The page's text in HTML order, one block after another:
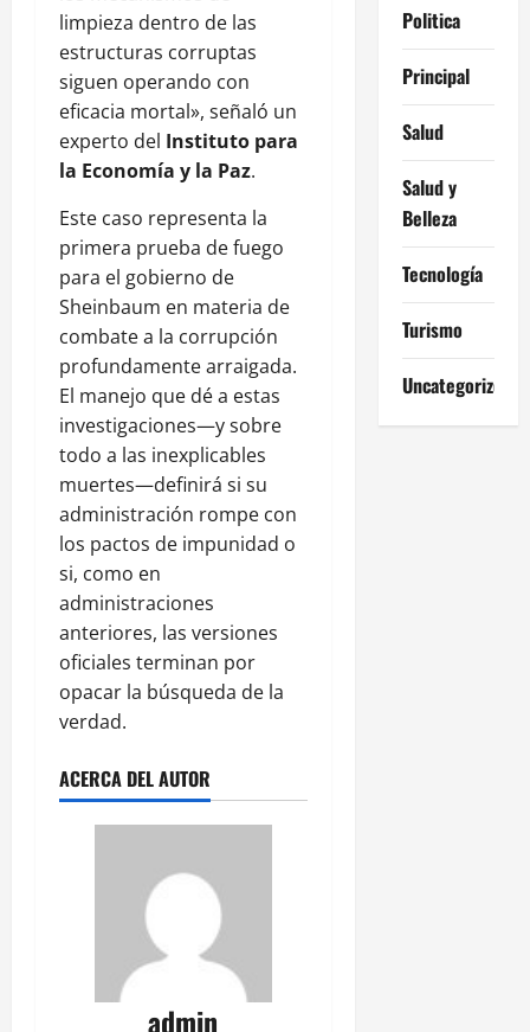
limpieza dentro de las
estructuras corruptas
siguen operando con
eficacia mortal», señaló un
experto del Instituto para
la Economía y la Paz.
Este caso representa la
primera prueba de fuego
para el gobierno de
Sheinbaum en materia de
combate a la corrupción
profundamente arraigada.
El manejo que dé a estas
investigaciones—y sobre
todo a las inexplicables
muertes—definirá si su
administración rompe con
los pactos de impunidad o
si, como en
administraciones
anteriores, las versiones
oficiales terminan por
opacar la búsqueda de la
verdad.
ACERCA DEL AUTOR
admin
Politica
Principal
Salud
Salud y
Belleza
Tecnología
Turismo
Uncategorized